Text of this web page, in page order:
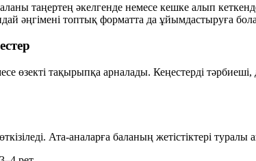
таңертең әкелгенде немесе кешке алып
әңгімені топтық форматта да ұйымдастыруға
өзекті тақырыпқа арналады. Кеңестерді
Ата-аналарға баланың жетістіктері